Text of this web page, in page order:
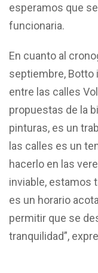
esperamos que
funcionaria.
En cuanto al
septiembre, Botto
entre las calles
propuestas de la
pinturas, es un
las calles es un
hacerlo en las
inviable, estamos
es un horario
permitir que se
tranquilidad”,